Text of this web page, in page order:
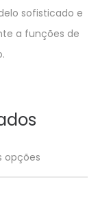
sofisticado e
a funções de
opções